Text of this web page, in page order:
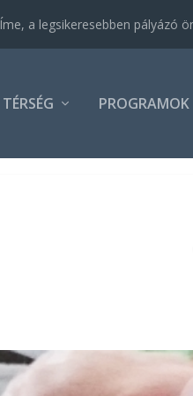
Íme, a legsikeresebben pályázó
TÉRSÉG PROGRAMOK